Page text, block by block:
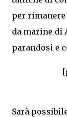
per
da marine di
parandosi e
Sarà